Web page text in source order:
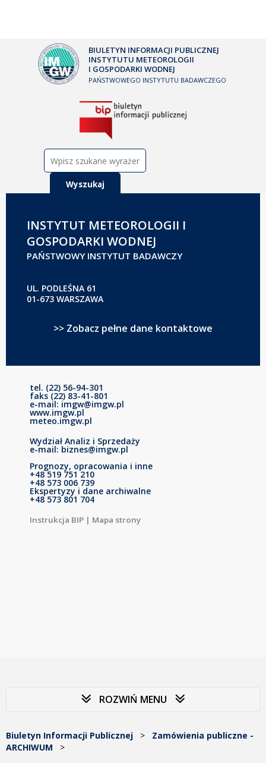
BIULETYN INFORMACJI PUBLICZNEJ
INSTYTUTU METEOROLOGII
I GOSPODARKI WODNEJ
PAŃSTWOWEGO INSTYTUTU BADAWCZEGO
INSTYTUT METEOROLOGII I
GOSPODARKI WODNEJ
PAŃSTWOWY INSTYTUT BADAWCZY
UL. PODLEŚNA 61
01-673 WARSZAWA
>> Zobacz pełne dane kontaktowe
tel. (22) 56-94-301
faks (22) 83-41-801
e-mail: imgw@imgw.pl
www.imgw.pl
meteo.imgw.pl
Wydział Analiz i Sprzedaży
e-mail: biznes@imgw.pl
Prognozy, opracowania i inne
+48 519 751 210
+48 573 006 739
Ekspertyzy i dane archiwalne
+48 573 801 704
Instrukcja BIP | Mapa strony
ROZWIŃ MENU
Biuletyn Informacji Publicznej > Zamówienia publiczne -
ARCHIWUM >